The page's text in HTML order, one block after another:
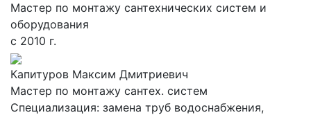
Мастер по монтажу сантехнических систем и
оборудования
с 2010 г.
Капитуров Максим Дмитриевич
Мастер по монтажу сантех. систем
Специализация: замена труб водоснабжения,